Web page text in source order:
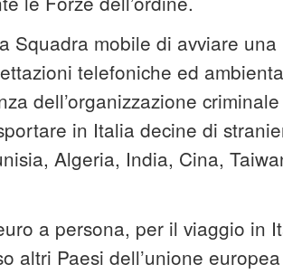
Squadra mobile di avviare una
telefoniche ed
dell’organizzazione criminale
in Italia decine di
Algeria, India, Cina,
a persona, per il viaggio in
altri Paesi dell’unione